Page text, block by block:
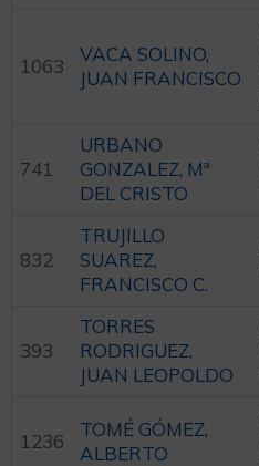
1063
VACA SOLINO,
JUAN FRANCISCO
741
URBANO
GONZALEZ, Mª
DEL CRISTO
832
TRUJILLO
SUAREZ,
FRANCISCO C.
393
TORRES
RODRIGUEZ,
JUAN LEOPOLDO
1236
TOMÉ GÓMEZ,
ALBERTO